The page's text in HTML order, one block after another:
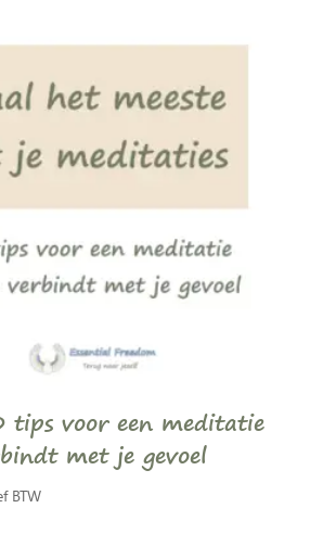
tips voor een meditatie
met je gevoel
BTW